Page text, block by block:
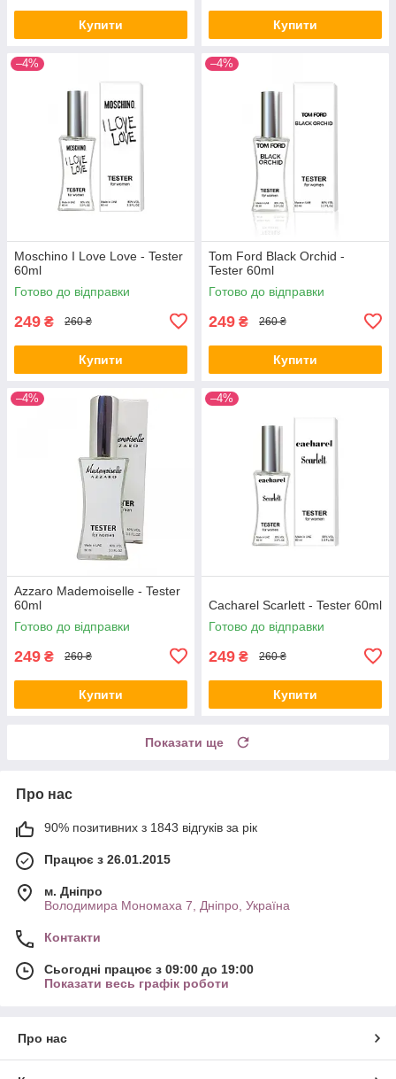
Купити Купити
–4%
Moschino I Love Love - Tester
60ml
Готово до відправки
249 ₴ 260 ₴
Купити
–4%
Tom Ford Black Orchid -
Tester 60ml
Готово до відправки
249 ₴ 260 ₴
Купити
–4%
Azzaro Mademoiselle - Tester
60ml
Готово до відправки
249 ₴ 260 ₴
Купити
–4%
Cacharel Scarlett - Tester 60ml
Готово до відправки
249 ₴ 260 ₴
Купити
Показати ще
Про нас
90% позитивних з 1843 відгуків за рік
Працює з 26.01.2015
м. Дніпро
Володимира Мономаха 7, Дніпро, Україна
Контакти
Сьогодні працює з 09:00 до 19:00
Показати весь графік роботи
Про нас